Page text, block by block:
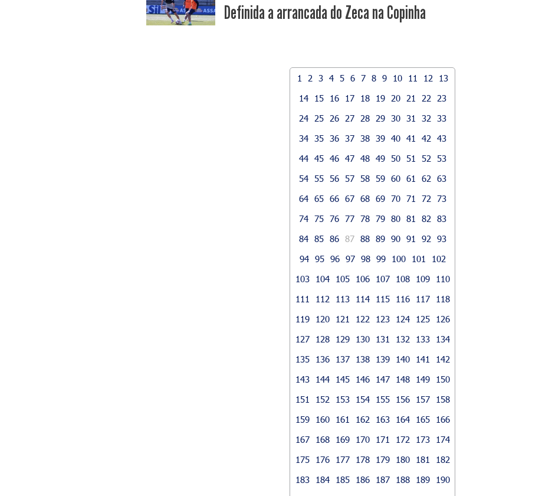
Definida a arrancada do Zeca na Copinha
1 2 3 4 5 6 7 8 9 10 11 12
13
14
15 16 17 18 19 20 21 22
23
24
25 26 27 28 29 30 31 32
33
34 35 36 37 38 39 40 41 42
43
44 45 46 47 48 49 50 51 52
53
54 55 56 57 58 59 60 61 62
63
64 65 66 67 68 69 70 71 72
73
74 75 76 77 78 79 80 81 82
83
84 85 86 87 88 89 90 91 92
93
94 95 96 97 98 99 100 101
102
103
104 105 106 107 108 109
110
111
112 113 114 115 116 117
118
119
120 121 122 123 124 125
126
127
128 129 130 131 132 133
134
135
136 137 138 139 140 141
142
143
144 145 146 147 148 149
150
151
152 153 154 155 156 157
158
159
160 161 162 163 164 165
166
167
168 169 170 171 172 173
174
175
176 177 178 179 180 181
182
183
184 185 186 187 188 189
190